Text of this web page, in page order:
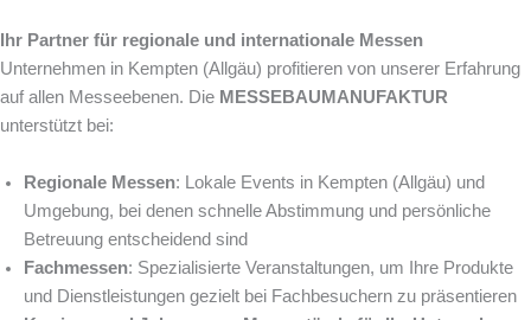
Ihr Partner für regionale und internationale Messen
Unternehmen in Kempten (Allgäu) profitieren von unserer Erfahrung
auf allen Messeebenen. Die MESSEBAUMANUFAKTUR
unterstützt bei:
Regionale Messen: Lokale Events in Kempten (Allgäu) und
Umgebung, bei denen schnelle Abstimmung und persönliche
Betreuung entscheidend sind
Fachmessen: Spezialisierte Veranstaltungen, um Ihre Produkte
und Dienstleistungen gezielt bei Fachbesuchern zu präsentieren